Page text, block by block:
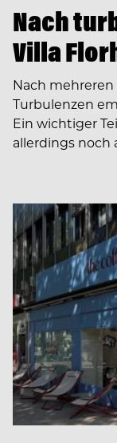
Nach
Villa
Nach
Turbulenzen
Ein wichtiger
allerdings noch